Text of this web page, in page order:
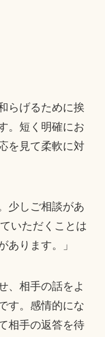
らげるために挨
。短く明確にお
を見て柔軟に対
少しご相談があ
いただくことは
あります。」
、相手の話をよ
す。感情的にな
相手の返答を待